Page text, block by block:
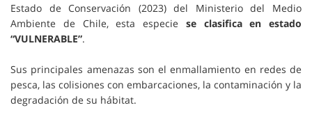
Estado de Conservación (2023) del Ministerio del Medio
Ambiente de Chile, esta especie se clasifica en estado
“VULNERABLE”.
Sus principales amenazas son el enmallamiento en redes de
pesca, las colisiones con embarcaciones, la contaminación y la
degradación de su hábitat.